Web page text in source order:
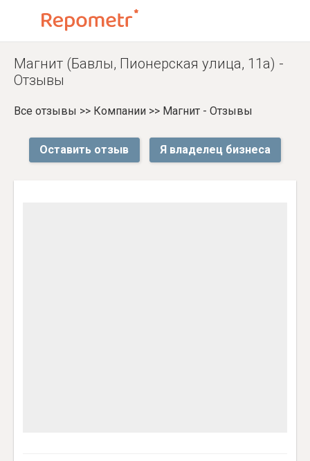
Магнит (Бавлы, Пионерская улица, 11а) -
Отзывы
Все отзывы >> Компании >> Магнит - Отзывы
Оставить отзыв Я владелец бизнеса